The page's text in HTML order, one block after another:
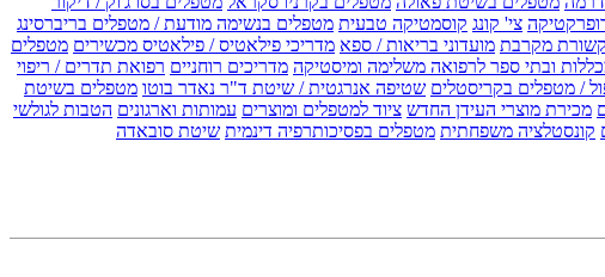
צי' קונג קוסמטיקה טבעית מטפלים בנשימה מודעת / מטפלים בריברסינג
מקרבת מועדוני בריאות / ספא מדריכי פילאטיס / פילאטיס מכשירים מטפלים
ובתי ספר לרפואה משלימה ומיסטיקה מדריכים רוחניים רפואת תדרים / ריפוי
/ מטפלים בקריסטלים שטיפה אנרגטית / שיטת ד"ר נאדר בוטו מטפלים בשיטת
מכירת מוצרי העידן החדש ציוד למטפלים ומוצרים עמותות וארגונים הטבות לגולשי
קונסטלציה משפחתית מטפלים בפסיכותרפיה דינמית שיטת סובאדה